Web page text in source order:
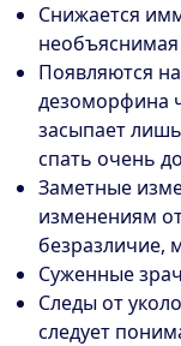
Снижается
необъяснимая
Появляются
дезоморфина
засыпает
спать очень
Заметные
изменениям
безразличие,
Суженные
Следы от
следует